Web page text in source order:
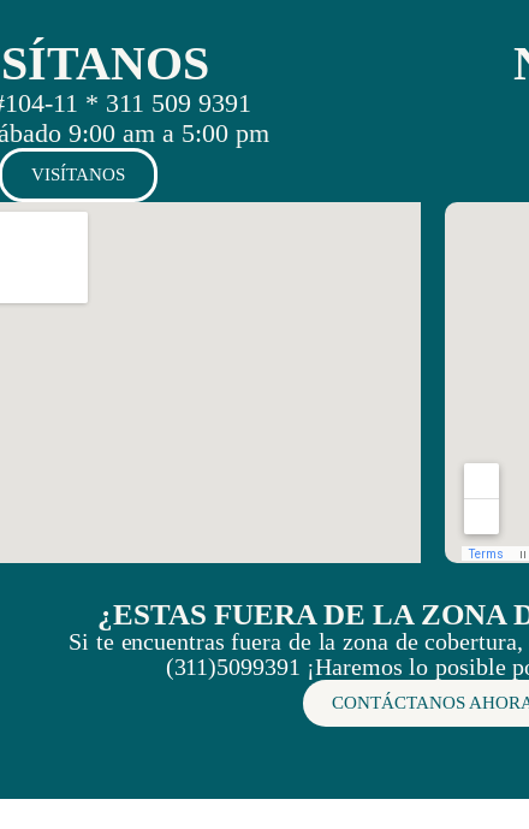
11 * 311 509 9391
9:00 am a 5:00 pm
VISÍTANOS
¿ESTAS FUERA DE LA ZONA
Si te encuentras fuera de la zona de
(311)5099391 ¡Haremos lo posible
CONTÁCTANOS